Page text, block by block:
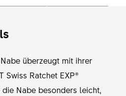
überzeugt mit ihrer
EXP®
Nabe besonders leicht,